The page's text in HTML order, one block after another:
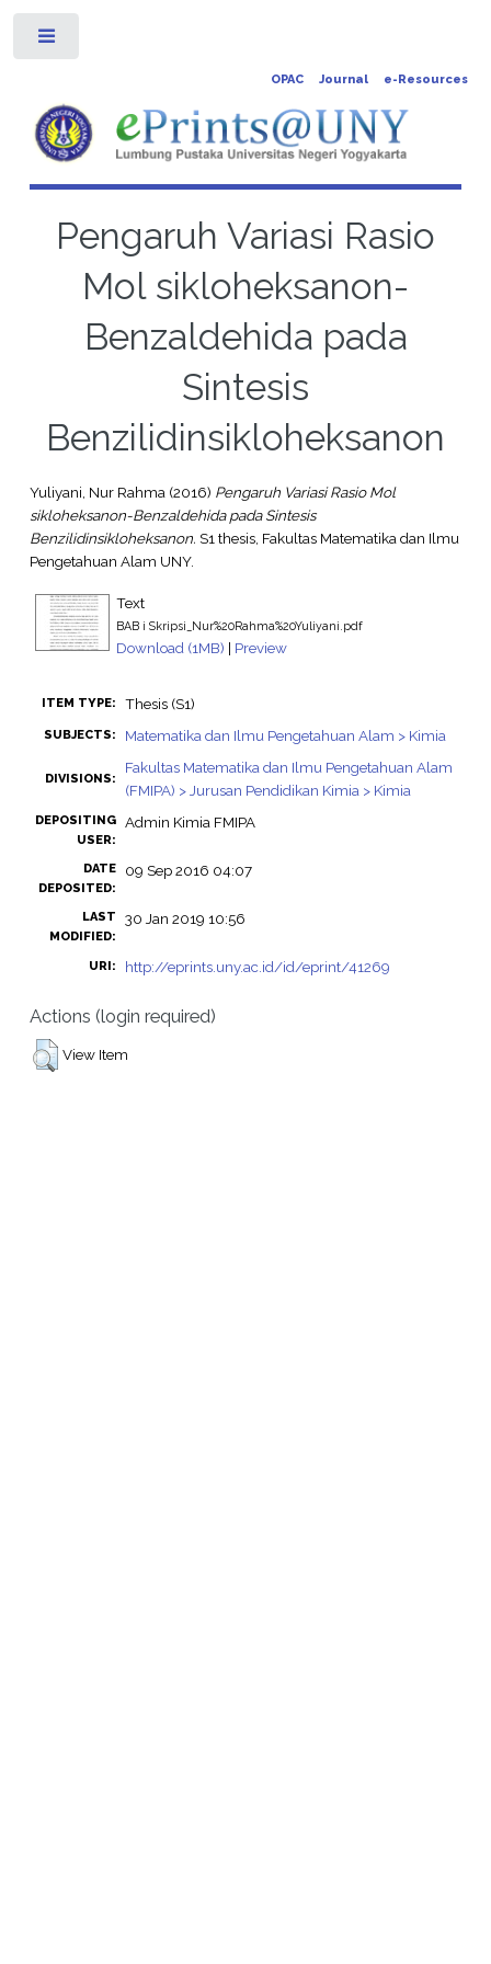
OPAC Journal e-Resources
Pengaruh Variasi Rasio
Mol sikloheksanon-
Benzaldehida pada
Sintesis
Benzilidinsikloheksanon
Yuliyani, Nur Rahma(2016) Pengaruh Variasi Rasio Mol
sikloheksanon-Benzaldehida pada Sintesis
Benzilidinsikloheksanon. S1 thesis, Fakultas Matematika dan Ilmu
Pengetahuan Alam UNY.
Text
BAB i Skripsi_Nur%20Rahma%20Yuliyani.pdf
Download (1MB) | Preview
ITEM TYPE: Thesis (S1)
SUBJECTS: Matematika dan Ilmu Pengetahuan Alam > Kimia
DIVISIONS:
Fakultas Matematika dan Ilmu Pengetahuan Alam
(FMIPA) > Jurusan Pendidikan Kimia > Kimia
DEPOSITING
USER:
Admin Kimia FMIPA
DATE
DEPOSITED:
09 Sep 2016 04:07
LAST
MODIFIED:
30 Jan 2019 10:56
URI: http://eprints.uny.ac.id/id/eprint/41269
Actions (login required)
View Item